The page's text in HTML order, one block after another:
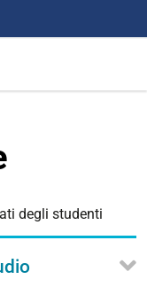
degli studenti